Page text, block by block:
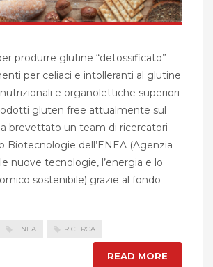
produrre glutine “detossificato”
per celiaci e intolleranti al glutine
e organolettiche superiori
gluten free attualmente sul
brevettato un team di ricercatori
Biotecnologie dell’ENEA (Agenzia
nuove tecnologie, l’energia e lo
sostenibile) grazie al fondo
ENEA RICERCA
READ MORE